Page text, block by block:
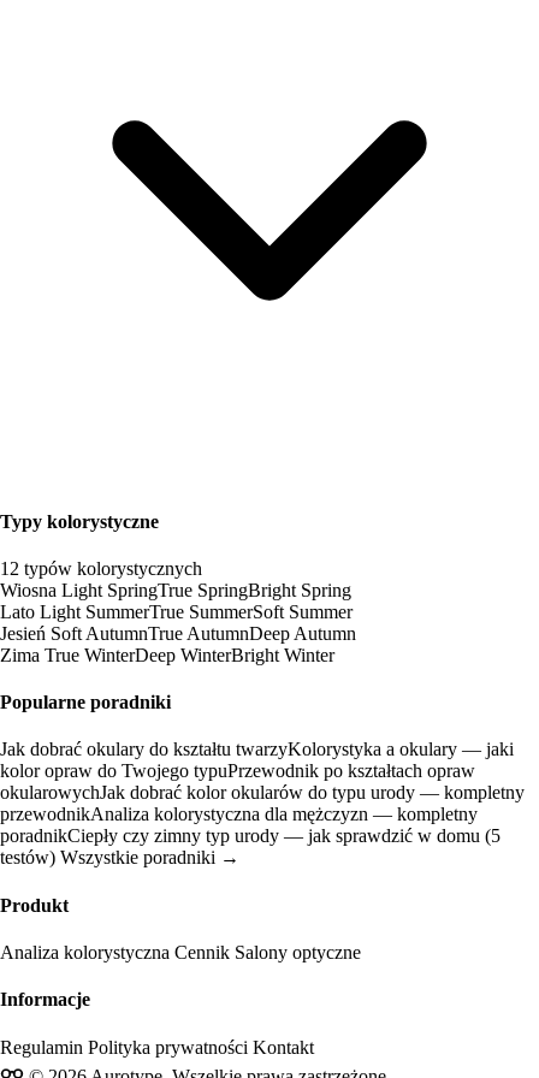
Typy kolorystyczne
12 typów kolorystycznych
Wiosna Light SpringTrue SpringBright Spring
Lato Light SummerTrue SummerSoft Summer
Jesień Soft AutumnTrue AutumnDeep Autumn
Zima True WinterDeep WinterBright Winter
Popularne poradniki
Jak dobrać okulary do kształtu twarzyKolorystyka a okulary — jaki
kolor opraw do Twojego typuPrzewodnik po kształtach opraw
okularowychJak dobrać kolor okularów do typu urody — kompletny
przewodnikAnaliza kolorystyczna dla mężczyzn — kompletny
poradnikCiepły czy zimny typ urody — jak sprawdzić w domu (5
testów) Wszystkie poradniki →
Produkt
Analiza kolorystyczna Cennik Salony optyczne
Informacje
Regulamin Polityka prywatności Kontakt